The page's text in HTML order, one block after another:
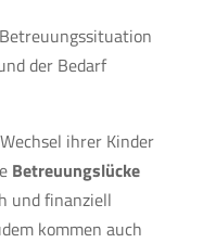
der Bedarf
ihrer Kinder
Betreuungslücke
und finanziell
kommen auch